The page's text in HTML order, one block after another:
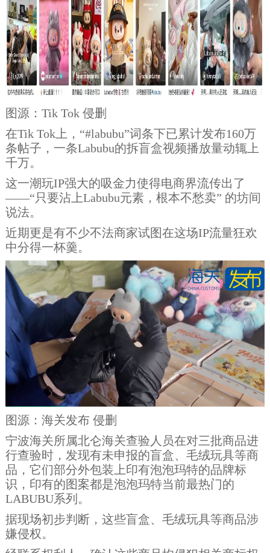
图源：Tik Tok 侵删
在Tik Tok上，“#labubu”词条下已累计发布160万
条帖子，一条Labubu的拆盲盒视频播放量动辄上
千万。
这一潮玩IP强大的吸金力使得电商界流传出了
——“只要沾上Labubu元素，根本不愁卖” 的坊间
说法。
近期更是有不少不法商家试图在这场IP流量狂欢
中分得一杯羹。
图源：海关发布 侵删
宁波海关所属北仑海关查验人员在对三批商品进
行查验时，发现有未申报的盲盒、毛绒玩具等商
品，它们部分外包装上印有泡泡玛特的品牌标
识，印有的图案都是泡泡玛特当前最热门的
LABUBU系列。
据现场初步判断，这些盲盒、毛绒玩具等商品涉
嫌侵权。